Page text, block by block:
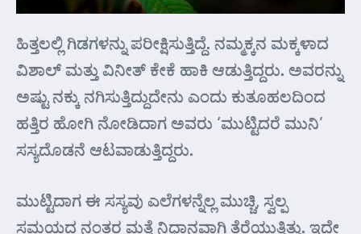
ಹಿತ್ತಲಲ್ಲಿ ಗಿಡಗಳನ್ನು ಪರೀಕ್ಷಿಸುತ್ತಿದ್ದೆ. ನಮ್ಮಕ್ಕನ ಮಕ್ಕಳಾದ
ವಿಶಾಲ್ ಮತ್ತು ವಿನೀತ್ ಕೇಕೆ ಹಾಕಿ ಆಡುತ್ತಿದ್ದರು. ಅವರನ್ನು
ಅಷ್ಟು ನಕ್ಕು ನಗಿಸುತ್ತಿದ್ದುದೇನು ಎಂದು ಕುತೂಹಲದಿಂದ
ಹತ್ತಿರ ಹೋಗಿ ನೋಡಿದಾಗ ಅವರು ‘ಮುಟ್ಟಿದರೆ ಮುನಿ’
ಸಸ್ಯದೊಡನೆ ಆಟವಾಡುತ್ತಿದ್ದರು.
ಮುಟ್ಟಿದಾಗ ಈ ಸಸ್ಯವು ಎಲೆಗಳನ್ನೆಲ್ಲ ಮುಚ್ಚಿ, ಸ್ವಲ್ಪ
ಸಮಯದ ನಂತರ ಮತ್ತೆ ನಿಧಾನವಾಗಿ ತೆರೆಯುತ್ತಿತ್ತು. ಇದೇ